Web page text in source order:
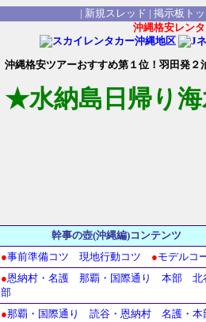
新規スレッド
掲示板ト
沖縄格安レン
沖縄格安ツアーおすすめ第１位！羽田発
★水納島日帰り
幹事の壺(沖縄編
●事前準備コツ 現地行動コツ ●モデルコ
●恩納村・名護 那覇・国際通り 本部
北
部
●那覇・国際通り 読谷・恩納村
名護・本